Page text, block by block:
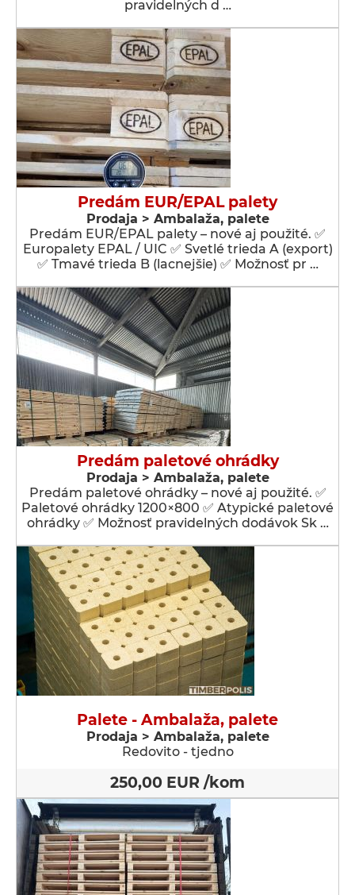
pravidelných d …
Predám EUR/EPAL palety
Prodaja > Ambalaža, palete
Predám EUR/EPAL palety – nové aj použité. ✅
Europalety EPAL / UIC ✅ Svetlé trieda A (export)
✅ Tmavé trieda B (lacnejšie) ✅ Možnosť pr …
Predám paletové ohrádky
Prodaja > Ambalaža, palete
Predám paletové ohrádky – nové aj použité. ✅
Paletové ohrádky 1200×800 ✅ Atypické paletové
ohrádky ✅ Možnosť pravidelných dodávok Sk …
Palete - Ambalaža, palete
Prodaja > Ambalaža, palete
Redovito - tjedno
250,00 EUR /kom